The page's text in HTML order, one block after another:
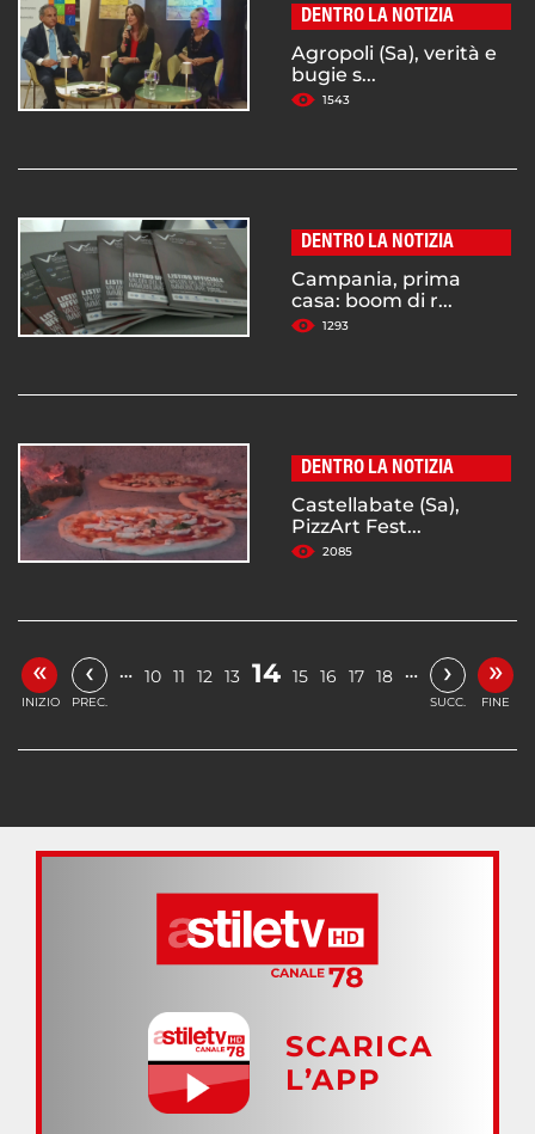
DENTRO LA NOTIZIA
Agropoli (Sa), verità e
bugie s...
1543
DENTRO LA NOTIZIA
Campania, prima
casa: boom di r...
1293
DENTRO LA NOTIZIA
Castellabate (Sa),
PizzArt Fest...
2085
«
INIZIO
‹
PREC.
… 10 11 12 13 14 15 16 17 18 … ›
SUCC.
»
FINE
SCARICA
L’APP